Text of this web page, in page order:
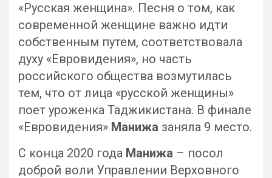
«Русская женщина». Песня о том, как
современной женщине важно идти
собственным путем, соответствовала
духу «Евровидения», но часть
российского общества возмутилась
тем, что от лица «русской женщины»
поет уроженка Таджикистана. В финале
«Евровидения» Манижа заняла 9 место.
С конца 2020 года Манижа – посол
доброй воли Управлении Верховного